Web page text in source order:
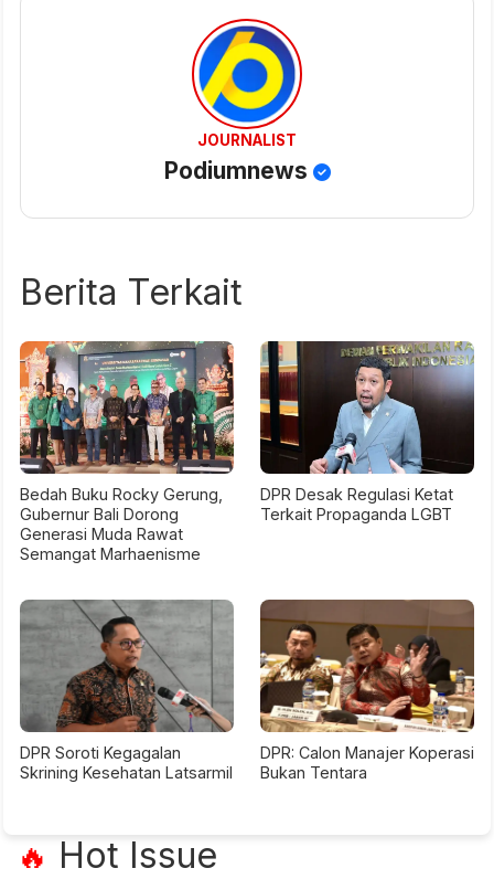
JOURNALIST
Podiumnews
Berita Terkait
Bedah Buku Rocky Gerung,
Gubernur Bali Dorong
Generasi Muda Rawat
Semangat Marhaenisme
DPR Desak Regulasi Ketat
Terkait Propaganda LGBT
DPR Soroti Kegagalan
Skrining Kesehatan Latsarmil
DPR: Calon Manajer Koperasi
Bukan Tentara
🔥 Hot Issue